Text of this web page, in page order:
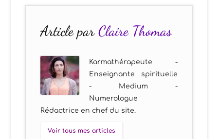
Article parClaire Thomas
Karmathérapeute -
Enseignante spirituelle
- Medium -
Numerologue
Rédactrice en chef du site.
Voir tous mes articles